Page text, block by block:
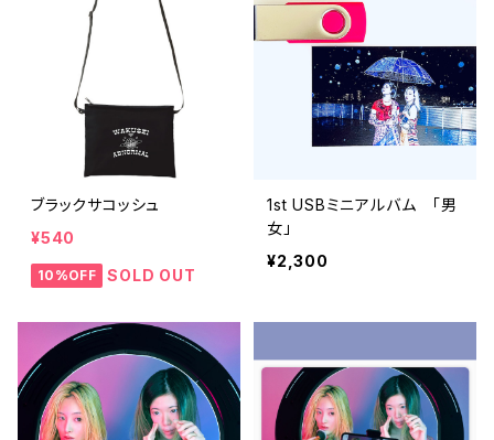
ブラックサコッシュ
¥540
10%OFF SOLD OUT
1st USBミニアルバム 「男
女」
¥2,300